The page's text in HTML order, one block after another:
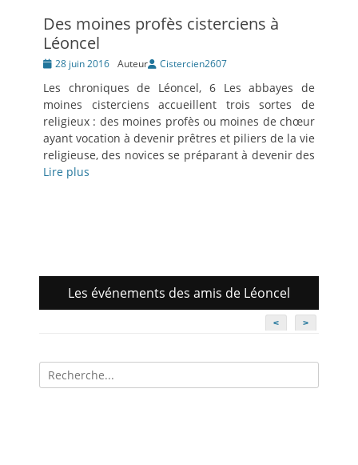
Des moines profès cisterciens à
Léoncel
Posté28 juin 2016 Auteur Cistercien2607
Les chroniques de Léoncel, 6 Les abbayes de
moines cisterciens accueillent trois sortes de
religieux : des moines profès ou moines de chœur
ayant vocation à devenir prêtres et piliers de la vie
religieuse, des novices se préparant à devenir des
Lire plus
Les événements des amis de Léoncel
< >
Recherche
pour: